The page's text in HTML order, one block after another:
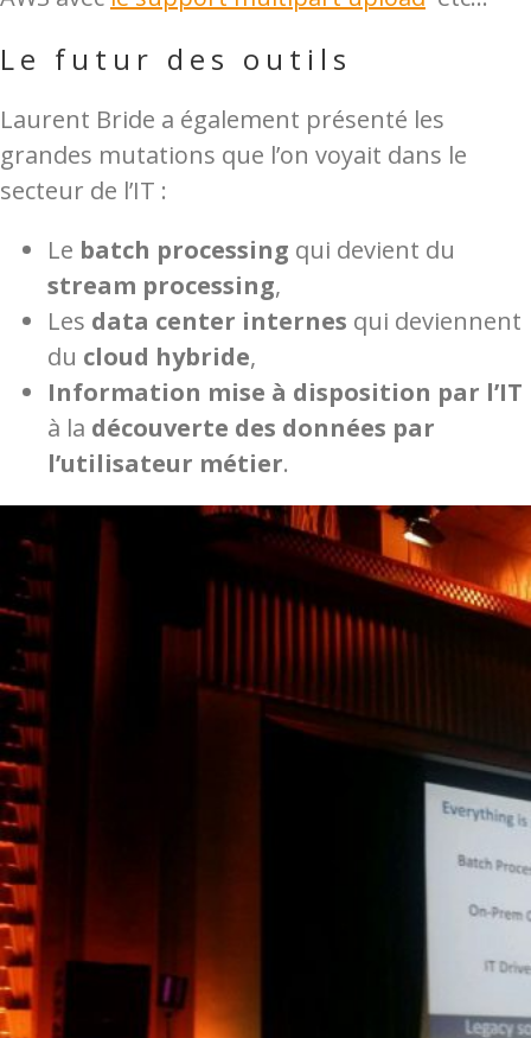
Le futur des outils
Laurent Bride a également présenté les
grandes mutations que l’on voyait dans le
secteur de l’IT :
Le batch processing qui devient du
stream processing,
Les data center internes qui deviennent
du cloud hybride,
Information mise à disposition par l’IT
à la découverte des données par
l’utilisateur métier.